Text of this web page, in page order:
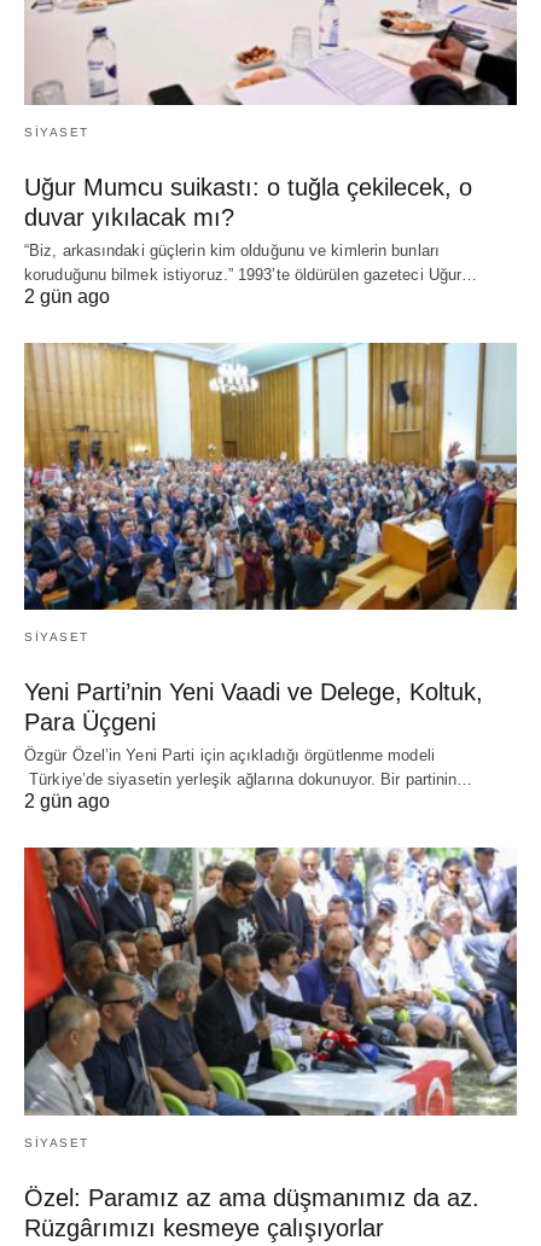
SIYASET
Uğur Mumcu suikastı: o tuğla çekilecek, o
duvar yıkılacak mı?
“Biz, arkasındaki güçlerin kim olduğunu ve kimlerin bunları
koruduğunu bilmek istiyoruz.” 1993’te öldürülen gazeteci Uğur…
2 gün ago
SIYASET
Yeni Parti’nin Yeni Vaadi ve Delege, Koltuk,
Para Üçgeni
Özgür Özel’in Yeni Parti için açıkladığı örgütlenme modeli
Türkiye’de siyasetin yerleşik ağlarına dokunuyor. Bir partinin…
2 gün ago
SIYASET
Özel: Paramız az ama düşmanımız da az.
Rüzgârımızı kesmeye çalışıyorlar